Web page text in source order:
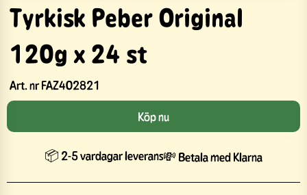
Tyrkisk Peber Original
120g x 24 st
Art. nrFAZ402821
Köp nu
📦 2-5 vardagar leverans💸 Betala med Klarna